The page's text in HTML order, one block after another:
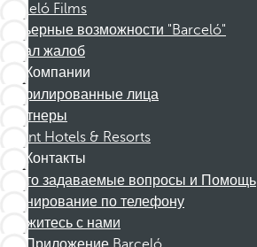
Barceló Films
Карьерные возможности "Barceló"
Канал жалоб
Компании
Аффилированные лица
Партнеры
Dorint Hotels & Resorts
Контакты
Часто задаваемые вопросы и Помощь
Бронирование по телефону
Свяжитесь с нами